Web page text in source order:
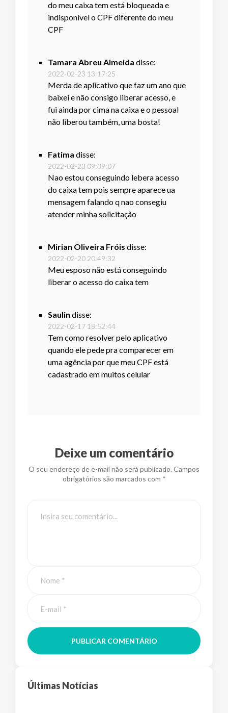
do meu caixa tem está bloqueada e
indisponível o CPF diferente do meu
CPF
Tamara Abreu Almeida disse:
2022-02-23 13:17:25
Merda de aplicativo que faz um ano que
baixei e não consigo liberar acesso, e
fui ainda por cima na caixa e o pessoal
não liberou também, uma bosta!
Fatima disse:
2022-02-23 09:39:07
Nao estou conseguindo lebera acesso
do caixa tem pois sempre aparece ua
mensagem falando q nao consegiu
atender minha solicitação
Mirian Oliveira Fróis disse:
2022-02-20 20:49:32
Meu esposo não está conseguindo
liberar o acesso do caixa tem
Saulin disse:
2022-02-17 18:52:44
Tem como resolver pelo aplicativo
quando ele pede pra comparecer em
uma agência por que meu CPF está
cadastrado em muitos celular
Deixe um comentário
O seu endereço de e-mail não será publicado. Campos
obrigatórios são marcados com *
PUBLICAR COMENTÁRIO
Últimas Notícias